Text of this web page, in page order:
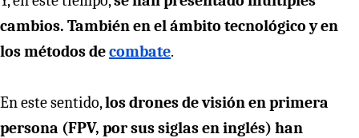
cambios. También en el ámbito tecnológico y en
los métodos decombate.
En este sentido,los drones de visión en primera
persona (FPV, por sus siglas en inglés) han